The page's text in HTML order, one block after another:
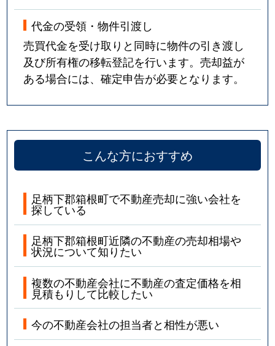
代金の受領・物件引渡し
売買代金を受け取りと同時に物件の引き渡し
及び所有権の移転登記を行います。売却益が
ある場合には、確定申告が必要となります。
こんな方におすすめ
足柄下郡箱根町で不動産売却に強い会社を
探している
足柄下郡箱根町近隣の不動産の売却相場や
状況について知りたい
複数の不動産会社に不動産の査定価格を相
見積もりして比較したい
今の不動産会社の担当者と相性が悪い